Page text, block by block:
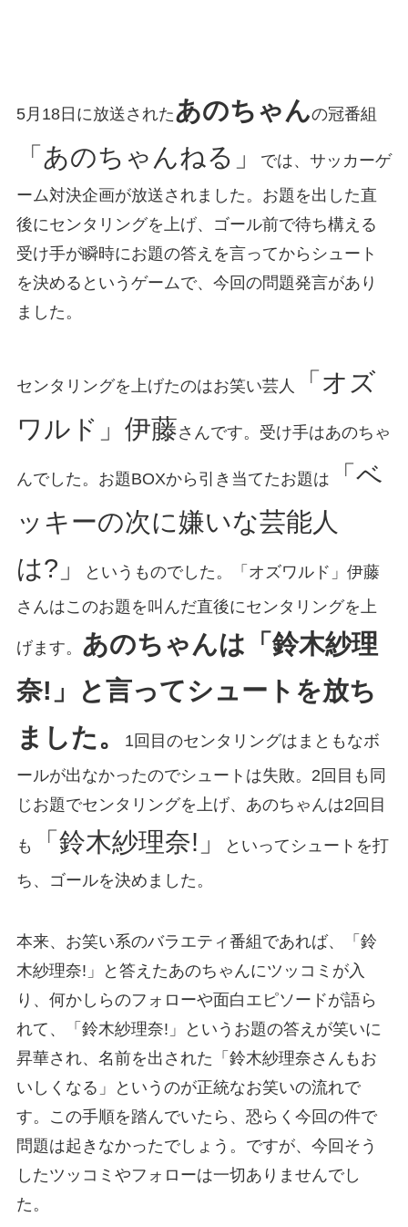
5月18日に放送されたあのちゃんの冠番組
「あのちゃんねる」
では、サッカーゲ
ーム対決企画が放送されました。お題を出した直
後にセンタリングを上げ、ゴール前で待ち構える
受け手が瞬時にお題の答えを言ってからシュート
を決めるというゲームで、今回の問題発言があり
ました。
センタリングを上げたのはお笑い芸人
「オズ
ワルド」伊藤さんです。受け手はあのちゃ
んでした。お題BOXから引き当てたお題は
「ベ
ッキーの次に嫌いな芸能人
は?」
というものでした。「オズワルド」伊藤
さんはこのお題を叫んだ直後にセンタリングを上
げます。 あのちゃんは「鈴木紗理
奈!」と言ってシュートを放ち
ました。
1回目のセンタリングはまともなボ
ールが出なかったのでシュートは失敗。2回目も同
じお題でセンタリングを上げ、あのちゃんは2回目
も 「鈴木紗理奈!」
といってシュートを打
ち、ゴールを決めました。
本来、お笑い系のバラエティ番組であれば、「鈴
木紗理奈!」と答えたあのちゃんにツッコミが入
り、何かしらのフォローや面白エピソードが語ら
れて、「鈴木紗理奈!」というお題の答えが笑いに
昇華され、名前を出された「鈴木紗理奈さんもお
いしくなる」というのが正統なお笑いの流れで
す。この手順を踏んでいたら、恐らく今回の件で
問題は起きなかったでしょう。ですが、今回そう
したツッコミやフォローは一切ありませんでし
た。